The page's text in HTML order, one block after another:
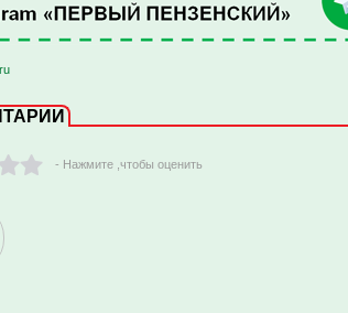
- Нажмите ,чтобы оценить